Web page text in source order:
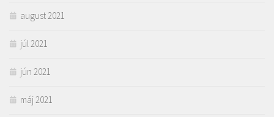
august 2021
júl 2021
jún 2021
máj 2021